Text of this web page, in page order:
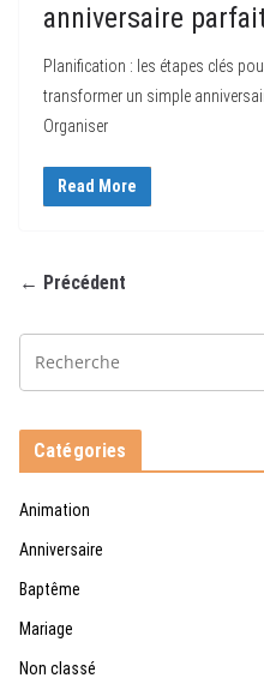
anniversaire
Planification : les étapes clés
transformer un simple
Organiser
Read More
← Précédent
Catégories
Animation
Anniversaire
Baptême
Mariage
Non classé